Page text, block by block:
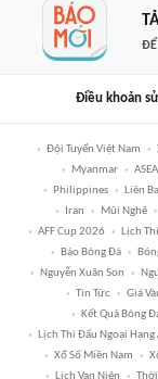
ĐỂ
Điều khoản
Đội Tuyển Việt Nam
Myanmar
Philippines
Liên
Iran
Mũi Nghê
AFF Cup 2026
Lịch
Báo Bóng Đá
Nguyễn Xuân Son
Tin Tức
Giá
Kết Quả Bóng
Lịch Thi Đấu Ngoại Hạng
Xổ Số Miền Nam
Lịch Vạn Niên